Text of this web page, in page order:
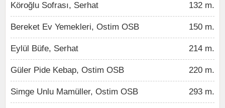
Köroğlu Sofrası, Serhat 132 m.
Bereket Ev Yemekleri, Ostim OSB 150 m.
Eylül Büfe, Serhat 214 m.
Güler Pide Kebap, Ostim OSB 220 m.
Simge Unlu Mamüller, Ostim OSB 293 m.